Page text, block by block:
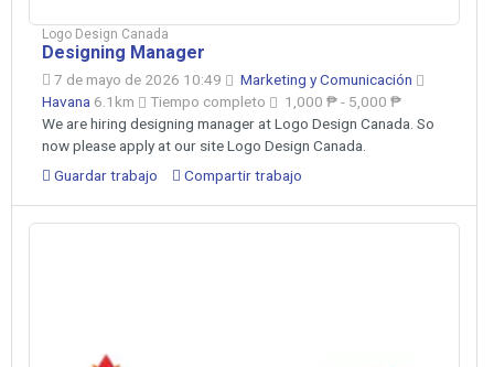
Logo Design Canada
Designing Manager
7 de mayo de 2026 10:49
Marketing y Comunicación
Havana 6.1km Tiempo completo
1,000 ₱ - 5,000 ₱
We are hiring designing manager at Logo Design Canada. So
now please apply at our site Logo Design Canada.
Guardar trabajo
Compartir trabajo